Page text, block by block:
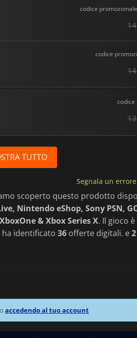
codice promozionale
codice
codice
TUTTO
Segnala un
scoperto questo prodotto
Nintendo eShop, Sony PSN,
& Xbox Series X. Il gioco
identificato 36 offerte digitali. e2
accedendo al tuo account